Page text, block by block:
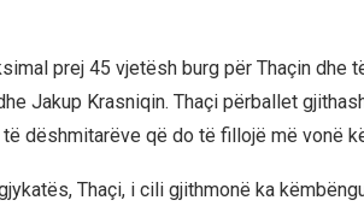
prej 45 vjetësh burg për Thaçin dhe
Jakup Krasniqin. Thaçi përballet
dëshmitarëve që do të fillojë më vonë
Thaçi, i cili gjithmonë ka